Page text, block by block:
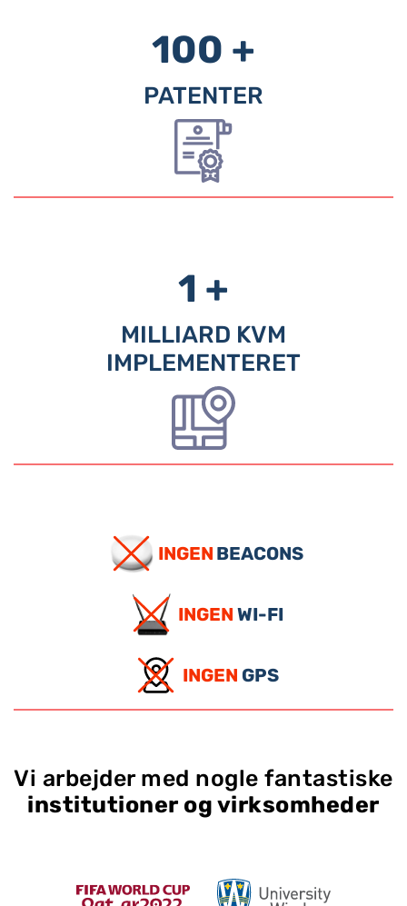
100 +
PATENTER
1 +
MILLIARD KVM
IMPLEMENTERET
INGEN BEACONS
INGEN WI-FI
INGEN GPS
Vi arbejder med nogle fantastiske
institutioner og virksomheder